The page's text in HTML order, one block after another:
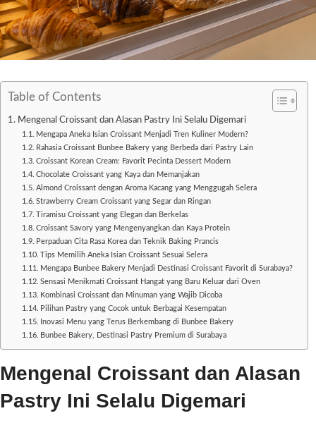
Table of Contents
Mengenal Croissant dan Alasan Pastry Ini Selalu Digemari
Mengapa Aneka Isian Croissant Menjadi Tren Kuliner Modern?
Rahasia Croissant Bunbee Bakery yang Berbeda dari Pastry Lain
Croissant Korean Cream: Favorit Pecinta Dessert Modern
Chocolate Croissant yang Kaya dan Memanjakan
Almond Croissant dengan Aroma Kacang yang Menggugah Selera
Strawberry Cream Croissant yang Segar dan Ringan
Tiramisu Croissant yang Elegan dan Berkelas
Croissant Savory yang Mengenyangkan dan Kaya Protein
Perpaduan Cita Rasa Korea dan Teknik Baking Prancis
Tips Memilih Aneka Isian Croissant Sesuai Selera
Mengapa Bunbee Bakery Menjadi Destinasi Croissant Favorit di Surabaya?
Sensasi Menikmati Croissant Hangat yang Baru Keluar dari Oven
Kombinasi Croissant dan Minuman yang Wajib Dicoba
Pilihan Pastry yang Cocok untuk Berbagai Kesempatan
Inovasi Menu yang Terus Berkembang di Bunbee Bakery
Bunbee Bakery, Destinasi Pastry Premium di Surabaya
Mengenal Croissant dan Alasan
Pastry Ini Selalu Digemari